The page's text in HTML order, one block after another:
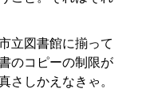
立図書館に揃って
のコピーの制限が
さしかえなきゃ。